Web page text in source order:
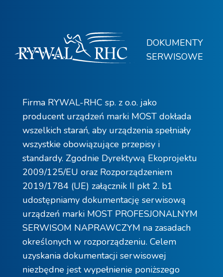
DOKUMENTY
SERWISOWE
Firma RYWAL-RHC sp. z o.o. jako
producent urządzeń marki MOST dokłada
wszelkich starań, aby urządzenia spełniały
wszystkie obowiązujące przepisy i
standardy. Zgodnie Dyrektywą Ekoprojektu
2009/125/EU oraz Rozporządzeniem
2019/1784 (UE) załącznik II pkt 2. b1
udostępniamy dokumentację serwisową
urządzeń marki MOST PROFESJONALNYM
SERWISOM NAPRAWCZYM na zasadach
określonych w rozporządzeniu. Celem
uzyskania dokumentacji serwisowej
niezbędne jest wypełnienie poniższego